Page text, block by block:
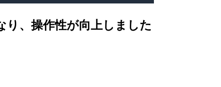
、操作性が向上しました